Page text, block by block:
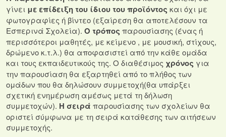
γίνει με επίδειξη του ίδιου του προϊόντος και όχι με
φωτογραφίες ή βίντεο (εξαίρεση θα αποτελέσουν τα
Εσπερινά Σχολεία). Ο τρόπος παρουσίασης (ένας ή
περισσότεροι μαθητές, με κείμενο , με μουσική, στίχους,
δρώμενο κ.τ.λ.) θα αποφασιστεί από την κάθε ομάδα
και τους εκπαιδευτικούς της. Ο διαθέσιμος χρόνος για
την παρουσίαση θα εξαρτηθεί από το πλήθος των
ομάδων που θα δηλώσουν συμμετοχή(θα υπάρξει
σχετική ενημέρωση αμέσως μετά τη δήλωση
συμμετοχών). Η σειρά παρουσίασης των σχολείων θα
οριστεί σύμφωνα με τη σειρά κατάθεσης των αιτήσεων
συμμετοχής.